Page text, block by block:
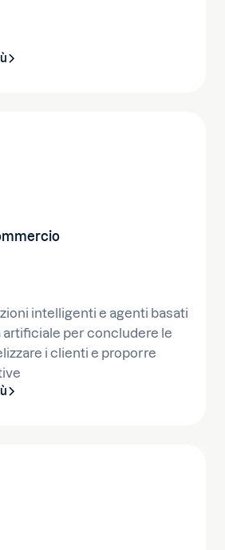
intelligenti e agenti basati
per concludere le
i clienti e proporre